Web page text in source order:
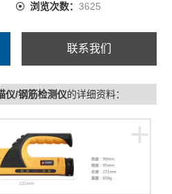
点复测，满足检测规程测试需
浏览次数： 3625
联系我们
仪/钢筋检测仪的详细资料：
+